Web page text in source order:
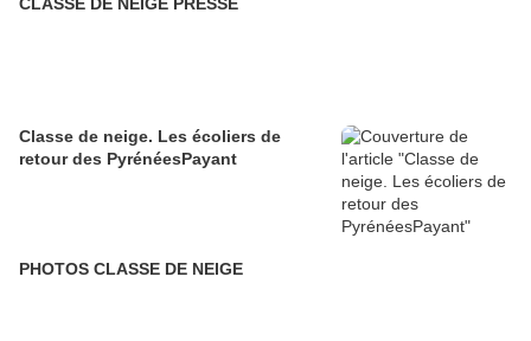
Classe de neige. Les écoliers de
retour des PyrénéesPayant
PHOTOS CLASSE DE NEIGE